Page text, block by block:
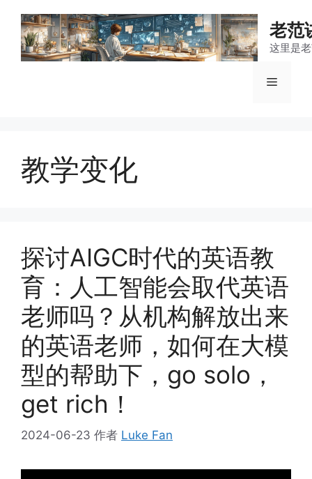
老范
这里是
菜
教学变化
探讨AIGC时代的英语教
育：人工智能会取代英语
老师吗？从机构解放出来
的英语老师，如何在大模
型的帮助下，go solo，
get rich！
2024-06-23 作者 Luke Fan